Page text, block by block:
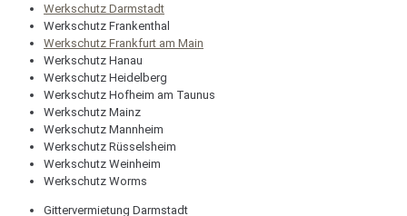
Werkschutz Darmstadt
Werkschutz Frankenthal
Werkschutz Frankfurt am Main
Werkschutz Hanau
Werkschutz Heidelberg
Werkschutz Hofheim am Taunus
Werkschutz Mainz
Werkschutz Mannheim
Werkschutz Rüsselsheim
Werkschutz Weinheim
Werkschutz Worms
Gittervermietung Darmstadt